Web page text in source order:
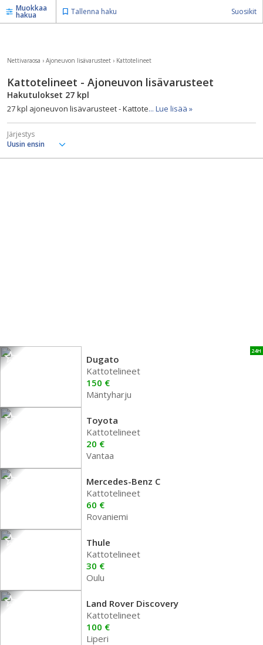
Muokkaa
hakua Tallenna haku Suosikit
Nettivaraosa › Ajoneuvon lisävarusteet › Kattotelineet
Kattotelineet - Ajoneuvon lisävarusteet
Hakutulokset 27 kpl
27 kpl ajoneuvon lisävarusteet - Kattote... Lue lisää »
Järjestys
24H
Dugato
Kattotelineet
150 €
Mäntyharju
Toyota
Kattotelineet
20 €
Vantaa
Mercedes-Benz C
Kattotelineet
60 €
Rovaniemi
Thule
Kattotelineet
30 €
Oulu
Land Rover Discovery
Kattotelineet
100 €
Liperi